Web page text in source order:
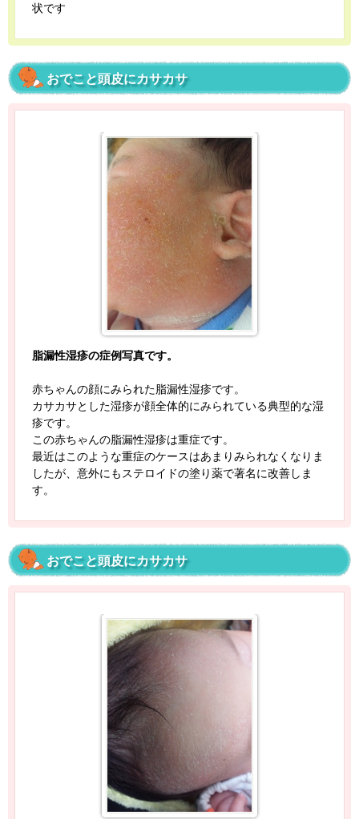
状です
おでこと頭皮にカサカサ
脂漏性湿疹の症例写真です。
赤ちゃんの顔にみられた脂漏性湿疹です。
カサカサとした湿疹が顔全体的にみられている典型的な湿
疹です。
この赤ちゃんの脂漏性湿疹は重症です。
最近はこのような重症のケースはあまりみられなくなりま
したが、意外にもステロイドの塗り薬で著名に改善しま
す。
おでこと頭皮にカサカサ